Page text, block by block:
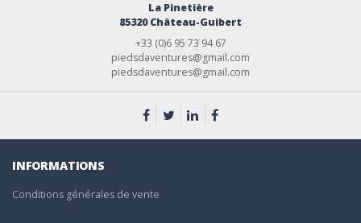
La Pinetière
85320 Château-Guibert
+33 (0)6 95 73 94 67
piedsdaventures@gmail.com
piedsdaventures@gmail.com
INFORMATIONS
Conditions générales de vente